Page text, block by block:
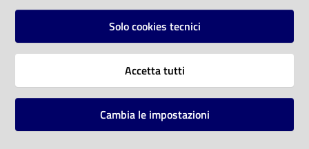
Vai alla pagina
Mappa del sito
Solo cookies tecnici
Accetta tutti
Cambia le impostazioni